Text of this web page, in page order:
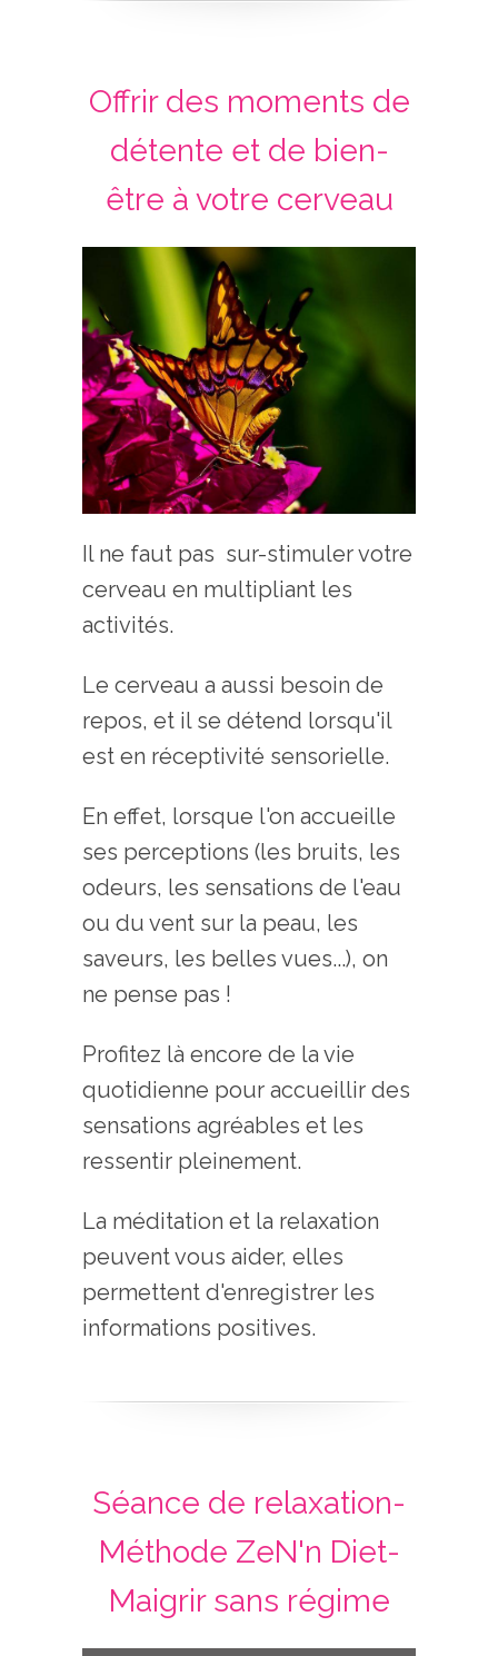
Offrir des moments de
détente et de bien-
être à votre cerveau
Il ne faut pas sur-stimuler votre
cerveau en multipliant les
activités.
Le cerveau a aussi besoin de
repos, et il se détend lorsqu'il
est en réceptivité sensorielle.
En effet, lorsque l'on accueille
ses perceptions (les bruits, les
odeurs, les sensations de l'eau
ou du vent sur la peau, les
saveurs, les belles vues...), on
ne pense pas !
Profitez là encore de la vie
quotidienne pour accueillir des
sensations agréables et les
ressentir pleinement.
La méditation et la relaxation
peuvent vous aider, elles
permettent d'enregistrer les
informations positives.
Séance de relaxation-
Méthode ZeN'n Diet-
Maigrir sans régime